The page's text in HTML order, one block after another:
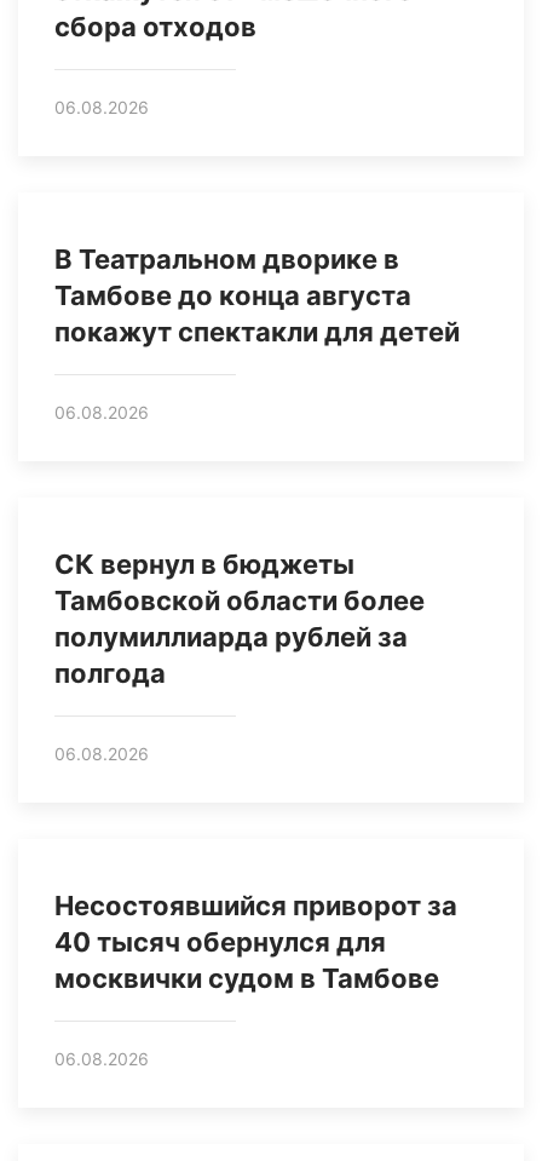
сбора отходов
06.08.2026
В Театральном дворике в
Тамбове до конца августа
покажут спектакли для детей
06.08.2026
СК вернул в бюджеты
Тамбовской области более
полумиллиарда рублей за
полгода
06.08.2026
Несостоявшийся приворот за
40 тысяч обернулся для
москвички судом в Тамбове
06.08.2026